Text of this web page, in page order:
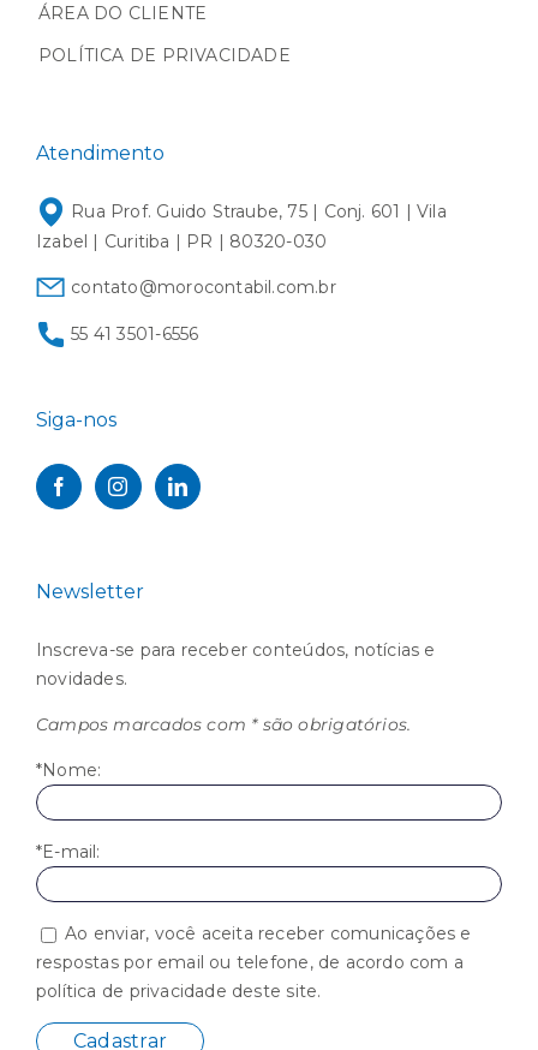
ÁREA DO CLIENTE
POLÍTICA DE PRIVACIDADE
Atendimento
Rua Prof. Guido Straube, 75 | Conj. 601 | Vila
Izabel | Curitiba | PR | 80320-030
contato@morocontabil.com.br
55 41 3501-6556
Siga-nos
Newsletter
Inscreva-se para receber conteúdos, notícias e
novidades.
Campos marcados com * são obrigatórios.
*Nome:
*E-mail:
Ao enviar, você aceita receber comunicações e
respostas por email ou telefone, de acordo com a
política de privacidade deste site.